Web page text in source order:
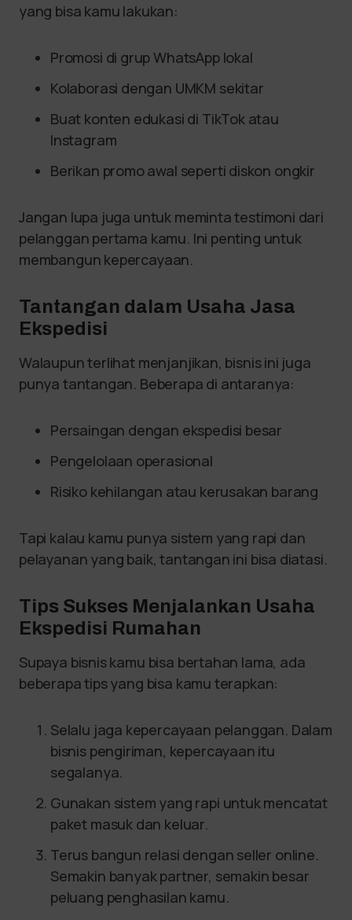
yang bisa kamu lakukan:
Promosi di grup WhatsApp lokal
Kolaborasi dengan UMKM sekitar
Buat konten edukasi di TikTok atau
Instagram
Berikan promo awal seperti diskon ongkir
Jangan lupa juga untuk meminta testimoni dari
pelanggan pertama kamu. Ini penting untuk
membangun kepercayaan.
Tantangan dalam Usaha Jasa
Ekspedisi
Walaupun terlihat menjanjikan, bisnis ini juga
punya tantangan. Beberapa di antaranya:
Persaingan dengan ekspedisi besar
Pengelolaan operasional
Risiko kehilangan atau kerusakan barang
Tapi kalau kamu punya sistem yang rapi dan
pelayanan yang baik, tantangan ini bisa diatasi.
Tips Sukses Menjalankan Usaha
Ekspedisi Rumahan
Supaya bisnis kamu bisa bertahan lama, ada
beberapa tips yang bisa kamu terapkan:
Selalu jaga kepercayaan pelanggan. Dalam
bisnis pengiriman, kepercayaan itu
segalanya.
Gunakan sistem yang rapi untuk mencatat
paket masuk dan keluar.
Terus bangun relasi dengan seller online.
Semakin banyak partner, semakin besar
peluang penghasilan kamu.